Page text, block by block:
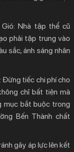
Nhà tập thể cũ
phải tập trung vào
sắc, ánh sáng nhân
Đừng tiếc chi phí cho
chỉ bất tiện mà
mục bắt buộc trong
Bến Thành chất
gây áp lực lên kết